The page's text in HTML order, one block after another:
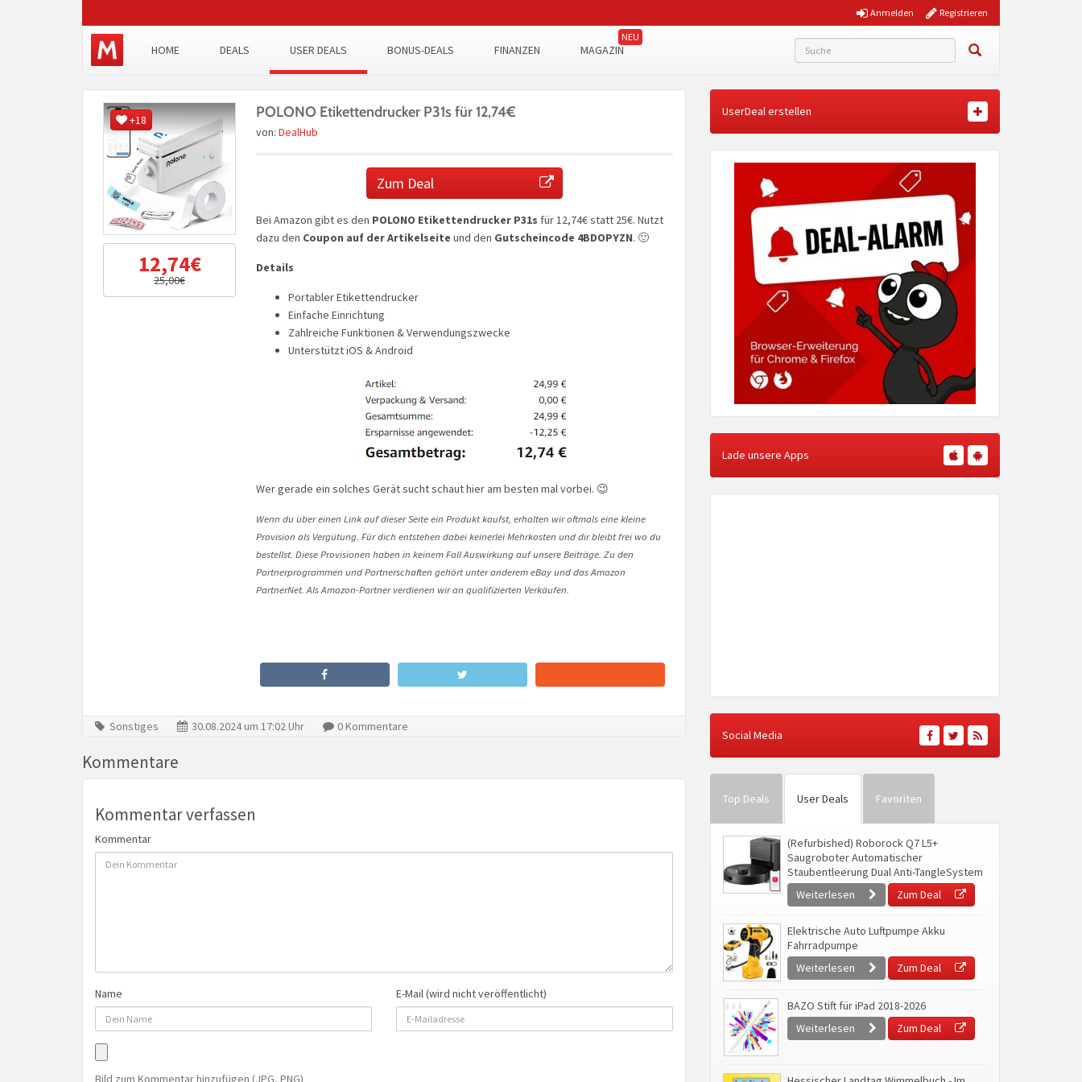
Registrieren
Anmelden
HOME DEALS USER DEALS BONUS-DEALS FINANZEN MAGAZIN
+18
12,74€
25,00€
POLONO Etikettendrucker P31s für 12,74€
von: DealHub
Zum Deal
Bei Amazon gibt es den POLONO Etikettendrucker P31s für 12,74€ statt 25€. Nutzt
dazu den Coupon auf der Artikelseite und den Gutscheincode 4BDOPYZN. 🙂
Details
Portabler Etikettendrucker
Einfache Einrichtung
Zahlreiche Funktionen & Verwendungszwecke
Unterstützt iOS & Android
Wer gerade ein solches Gerät sucht schaut hier am besten mal vorbei. 😉
Wenn du über einen Link auf dieser Seite ein Produkt kaufst, erhalten wir oftmals eine kleine
Provision als Vergütung. Für dich entstehen dabei keinerlei Mehrkosten und dir bleibt frei wo du
bestellst. Diese Provisionen haben in keinem Fall Auswirkung auf unsere Beiträge. Zu den
Partnerprogrammen und Partnerschaften gehört unter anderem eBay und das Amazon
PartnerNet. Als Amazon-Partner verdienen wir an qualifizierten Verkäufen.
Sonstiges 30.08.2024 um 17:02 Uhr 0 Kommentare
Kommentare
Kommentar verfassen
Kommentar
Name E-Mail (wird nicht veröffentlicht)
Bild zum Kommentar hinzufügen (JPG, PNG)
UserDeal erstellen
Lade unsere Apps
Social Media
Top Deals User Deals Favoriten
(Refurbished) Roborock Q7 L5+
Saugroboter Automatischer
Staubentleerung Dual Anti-TangleSystem
Weiterlesen
Zum Deal
Elektrische Auto Luftpumpe Akku
Fahrradpumpe
Weiterlesen
Zum Deal
BAZO Stift für iPad 2018-2026
Weiterlesen
Zum Deal